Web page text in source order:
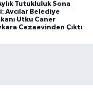
Tutukluluk Sona
Avcılar Belediye
Utku Caner
Cezaevinden Çıktı